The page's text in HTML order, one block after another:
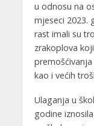
u odnosu na
mjeseci 2023.
rast imali su
zrakoplova
kao i većih
Ulaganja u
godine